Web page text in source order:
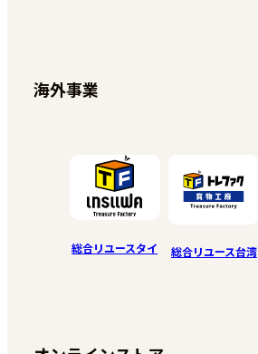
海外事業
総合リユースタイ 総合リユース台湾